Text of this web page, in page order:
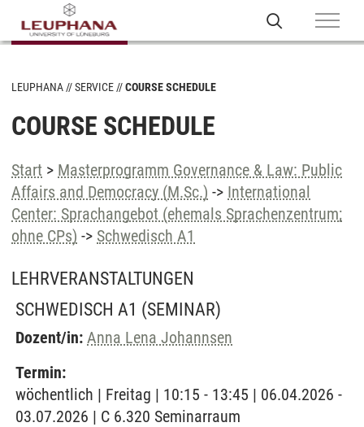
LEUPHANA SERVICE COURSE SCHEDULE
COURSE SCHEDULE
Start > Masterprogramm Governance & Law: Public
Affairs and Democracy (M.Sc.) -> International
Center: Sprachangebot (ehemals Sprachenzentrum;
ohne CPs) -> Schwedisch A1
LEHRVERANSTALTUNGEN
SCHWEDISCH A1 (SEMINAR)
Dozent/in: Anna Lena Johannsen
Termin:
wöchentlich | Freitag | 10:15 - 13:45 | 06.04.2026 -
03.07.2026 | C 6.320 Seminarraum